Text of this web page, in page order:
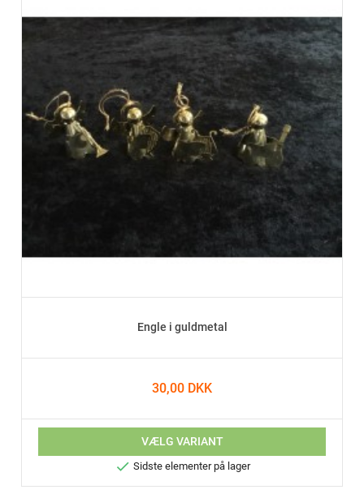
Engle i guldmetal
30,00 DKK
VÆLG VARIANT
 Sidste elementer på lager